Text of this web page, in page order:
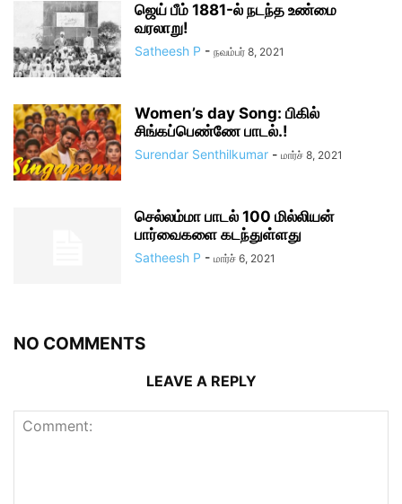
ஜெய் பீம் 1881-ல் நடந்த உண்மை
வரலாறு!
Satheesh P - நவம்பர் 8, 2021
Women’s day Song: பிகில்
சிங்கப்பெண்ணே பாடல்.!
Surendar Senthilkumar - மார்ச் 8, 2021
செல்லம்மா பாடல் 100 மில்லியன்
பார்வைகளை கடந்துள்ளது
Satheesh P - மார்ச் 6, 2021
NO COMMENTS
LEAVE A REPLY